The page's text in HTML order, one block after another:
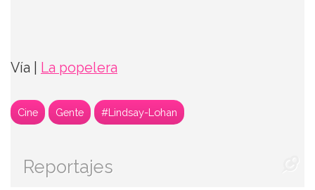
Vía | La popelera
Cine Gente #Lindsay-Lohan
Reportajes